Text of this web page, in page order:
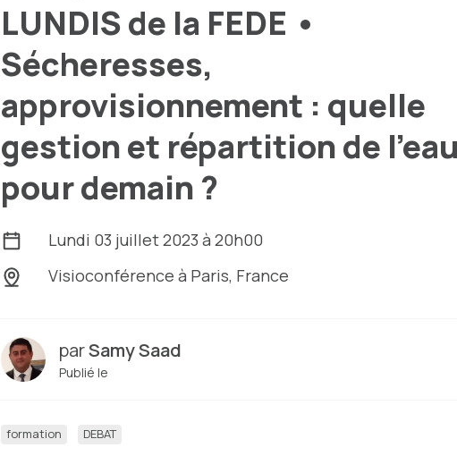
LUNDIS de la FEDE •
Sécheresses,
approvisionnement : quelle
gestion et répartition de
pour demain ?
Lundi 03 juillet 2023 à 20h00
Visioconférence à Paris, France
parSamy Saad
Publié le
formation DEBAT